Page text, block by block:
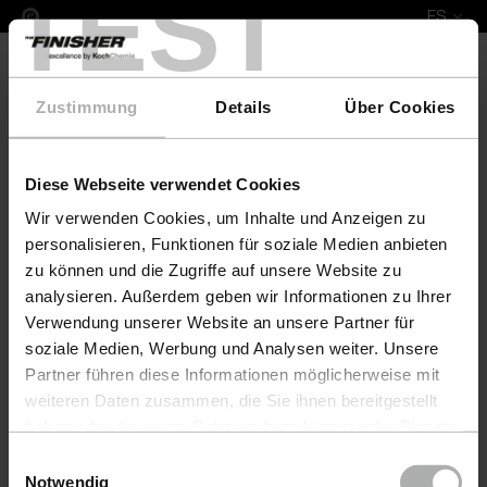
TEST
Zustimmung Details Über Cookies
Diese Webseite verwendet Cookies
Wir verwenden Cookies, um Inhalte und Anzeigen zu
personalisieren, Funktionen für soziale Medien anbieten
zu können und die Zugriffe auf unsere Website zu
analysieren. Außerdem geben wir Informationen zu Ihrer
Verwendung unserer Website an unsere Partner für
soziale Medien, Werbung und Analysen weiter. Unsere
Partner führen diese Informationen möglicherweise mit
weiteren Daten zusammen, die Sie ihnen bereitgestellt
Einstellungen zu den Cookies finden Sie unter
Notwendig
ES
COLOURLOCK Leather Fresh 100 ml Poltronesofa